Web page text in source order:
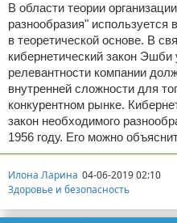
В области теории
разнообразия" используется
в теоретической основе. В
кибернетический закон Эшби
релевантности компании
внутренней сложности для
конкурентном рынке.
закон необходимого
1956 году. Его можно
Илона Ларина 04-06-2019 02:10
Здоровье и безопасность